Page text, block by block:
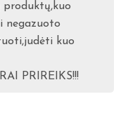
negazuoto
kuo
PRIREIKS!!!